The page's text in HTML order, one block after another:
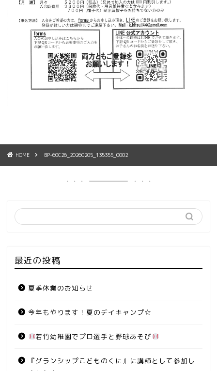
HOME BP-60C26_20260205_135355_0002
最近の投稿
夏季休業のお知らせ
今年もやります！夏のデイキャンプ☆
若竹幼稚園でプロ選手と野球あそび
『グランシップこどものくに』に講師として参加し